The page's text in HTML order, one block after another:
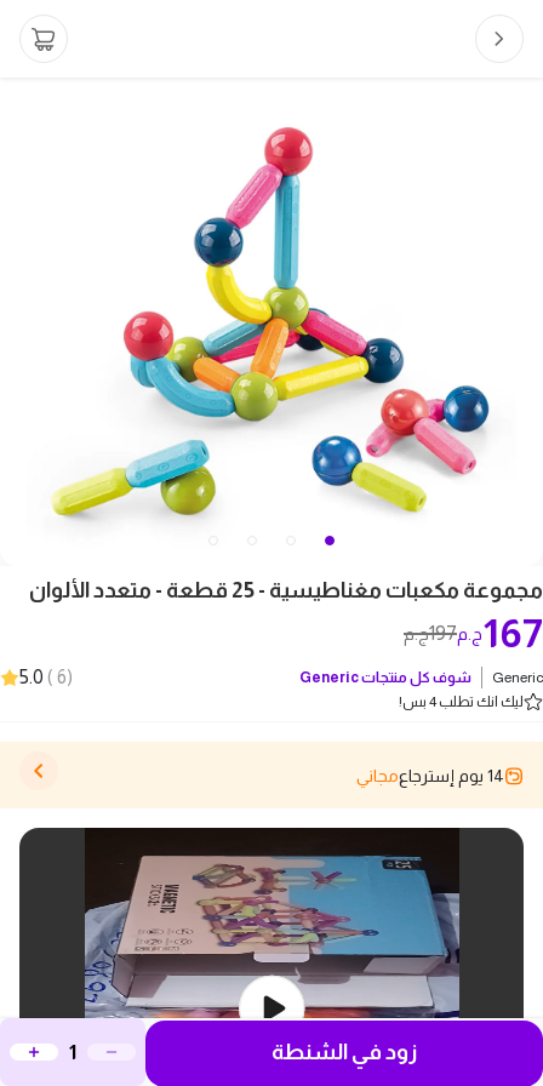
مجموعة مكعبات مغناطيسية - 25 قطعة - متعدد الألوان
197ج.م 167ج.م
Generic شوف كل منتجاتGeneric
(
6
)
5.0
ليك انك تطلب 4 بس!
14 يوم إسترجاع مجاني
زود في الشنطة